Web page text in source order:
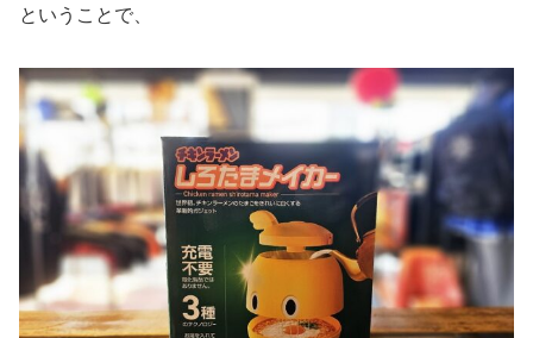
ということで、